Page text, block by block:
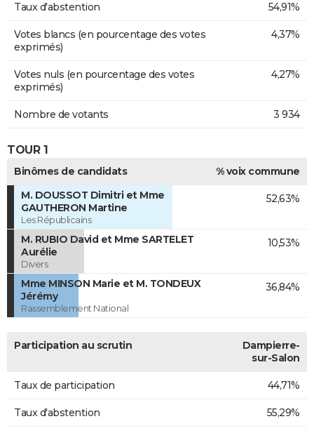
Taux d'abstention 54,91%
Votes blancs (en pourcentage des votes
exprimés)
4,37%
Votes nuls (en pourcentage des votes
exprimés)
4,27%
Nombre de votants 3 934
TOUR 1
Binômes de candidats
% voix commune
M. DOUSSOT Dimitri et Mme
GAUTHERON Martine
Les Républicains
52,63%
M. RUBIO David et Mme SARTELET
Aurélie
Divers
10,53%
Mme MINSON Marie et M. TONDEUX
Jérémy
Rassemblement National
36,84%
Participation au scrutin
Dampierre-
sur-Salon
Taux de participation 44,71%
Taux d'abstention 55,29%